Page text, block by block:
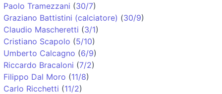
Paolo Tramezzani (30/7)
Graziano Battistini (calciatore) (30/9)
Claudio Mascheretti (3/1)
Cristiano Scapolo (5/10)
Umberto Calcagno (6/9)
Riccardo Bracaloni (7/2)
Filippo Dal Moro (11/8)
Carlo Ricchetti (11/2)